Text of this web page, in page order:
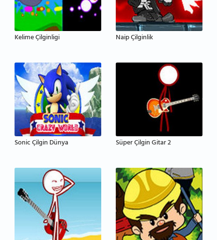
Kelime Çilginligi Naip Çilginlik
Sonic Çilgin Dünya Süper Çilgin Gitar 2